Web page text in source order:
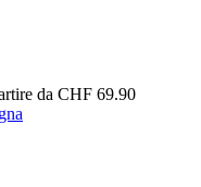
da CHF 69.90